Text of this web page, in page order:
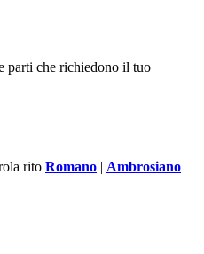
parti che richiedono il tuo
rito Romano | Ambrosiano